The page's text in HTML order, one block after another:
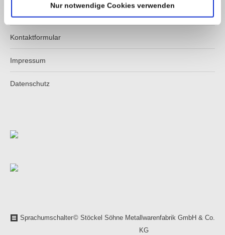
Nur notwendige Cookies verwenden
Kontaktformular
Impressum
Datenschutz
Sprachumschalter© Stöckel Söhne Metallwarenfabrik GmbH & Co.
KG